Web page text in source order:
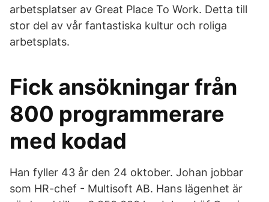
arbetsplatser av Great Place To Work. Detta till
stor del av vår fantastiska kultur och roliga
arbetsplats.
Fick ansökningar från
800 programmerare
med kodad
Han fyller 43 år den 24 oktober. Johan jobbar
som HR-chef - Multisoft AB. Hans lägenhet är